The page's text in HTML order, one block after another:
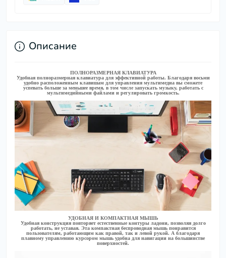
Описание
ПОЛНОРАЗМЕРНАЯ КЛАВИАТУРА
Удобная полноразмерная клавиатура для эффективной работы. Благодаря восьми
удобно расположенным клавишам для управления мультимедиа вы сможете
успевать больше за меньшее время, в том числе запускать музыку, работать с
мультимедийными файлами и регулировать громкость.
УДОБНАЯ И КОМПАКТНАЯ МЫШЬ
Удобная конструкция повторяет естественные контуры ладони, позволяя долго
работать, не уставая. Эта компактная беспроводная мышь понравится
пользователям, работающим как правой, так и левой рукой. А благодаря
плавному управлению курсором мышь удобна для навигации на большинстве
поверхностей.